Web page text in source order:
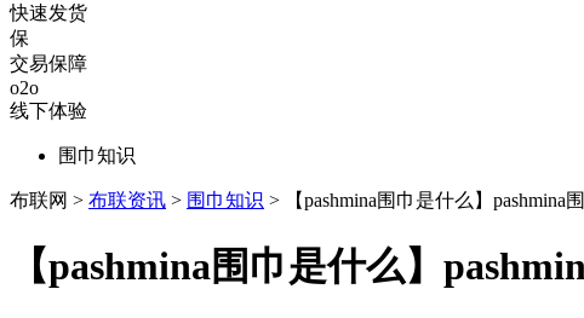
快速发货
保
交易保障
o2o
线下体验
围巾知识
布联网 > 布联资讯 > 围巾知识 > 【pashmina围巾是什么】pashmina
【pashmina围巾是什么】